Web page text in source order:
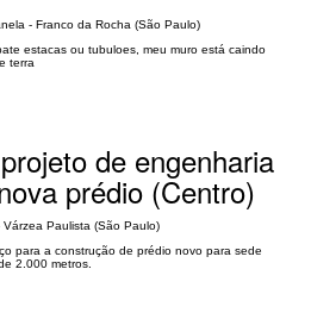
- Franco da Rocha (São Paulo)
estacas ou tubuloes, meu muro está caindo
terra
de engenharia
prédio (Centro)
Paulista (São Paulo)
para a construção de prédio novo para sede
2.000 metros.